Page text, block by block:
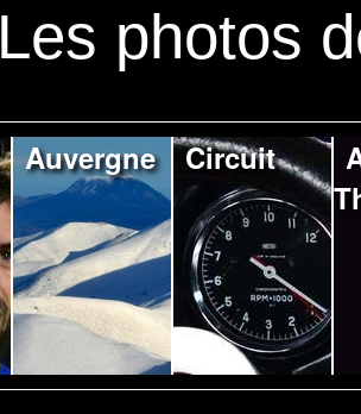
Les photos
Auvergne Circuit